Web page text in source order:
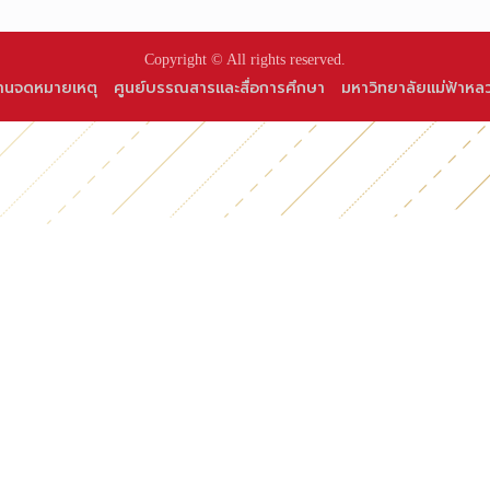
Copyright © All rights reserved.
นจดหมายเหตุ ศูนย์บรรณสารและสื่อการศึกษา มหาวิทยาลัยแม่ฟ้าหล